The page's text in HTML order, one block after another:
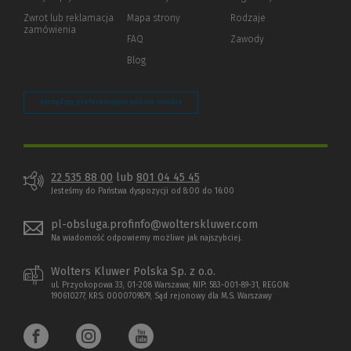
innej
Zwrot lub reklamacja
zamówienia
Mapa strony
FAQ
Blog
Rodzaje
Zawody
Zarządzaj preferencjami plików cookie
22 535 88 00 lub 801 04 45 45
Jesteśmy do Państwa dyspozycji od 8:00 do 16:00
pl-obsluga.profinfo@wolterskluwer.com
Na wiadomość odpowiemy możliwe jak najszybciej.
Wolters Kluwer Polska Sp. z o.o.
ul. Przyokopowa 33, 01-208 Warszawa; NIP: 583-001-89-31, REGON:
190610277, KRS: 0000709879, Sąd rejonowy dla M.S. Warszawy